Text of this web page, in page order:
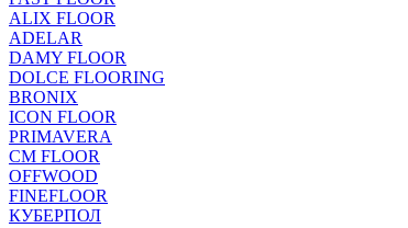
ALIX FLOOR
ADELAR
DAMY FLOOR
DOLCE FLOORING
BRONIX
ICON FLOOR
PRIMAVERA
CM FLOOR
OFFWOOD
FINEFLOOR
КУБЕРПОЛ